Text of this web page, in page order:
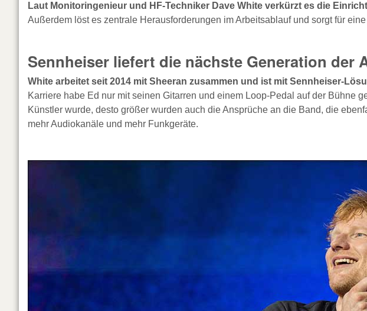
Laut Monitoringenieur und HF-Techniker Dave White verkürzt es die
Außerdem löst es zentrale Herausforderungen im Arbeitsablauf und sorgt für
Sennheiser liefert die nächste Generation der
White arbeitet seit 2014 mit Sheeran zusammen und ist mit Sennheiser-
Karriere habe Ed nur mit seinen Gitarren und einem Loop-Pedal auf der Bühne
Künstler wurde, desto größer wurden auch die Ansprüche an die Band, die
mehr Audiokanäle und mehr Funkgeräte.